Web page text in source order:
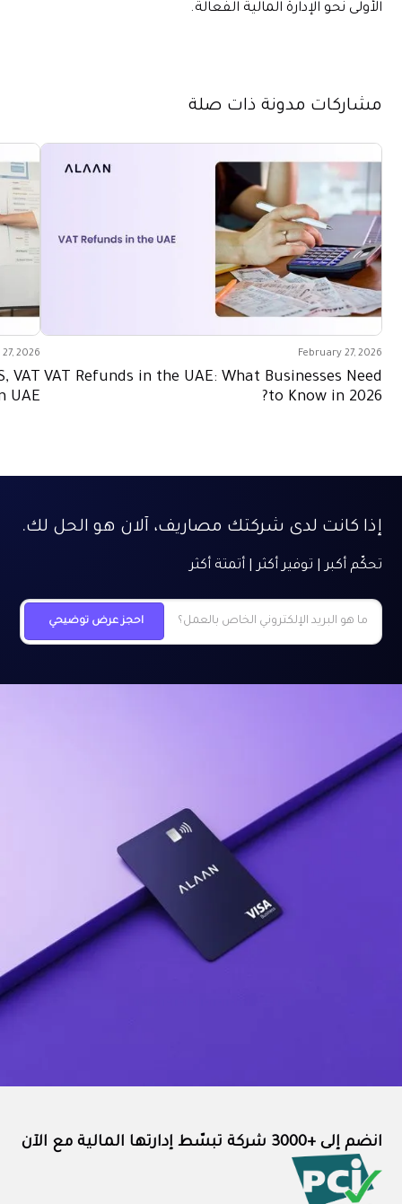
الأولى نحو الإدارة المالية الفعالة.
مشاركات مدونة ذات صلة
February 27, 2026
VAT Refunds in the UAE: What Businesses Need
to Know in 2026?
2026
VAT
UAE
إذا كانت لدى شركتك مصاريف، آلان هو الحل لك.
تحكّم أكبر | توفير أكثر | أتمتة أكثر
انضم إلى +3000 شركة تبسّط إدارتها المالية مع الآن